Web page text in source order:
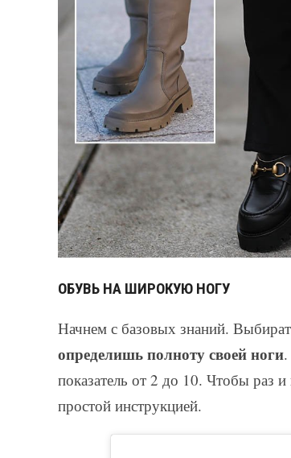
ОБУВЬ НА ШИРОКУЮ НОГУ
Начнем с базовых знаний.
определишь полноту своей ноги
показатель от 2 до 10. Чтобы раз и
простой инструкцией.